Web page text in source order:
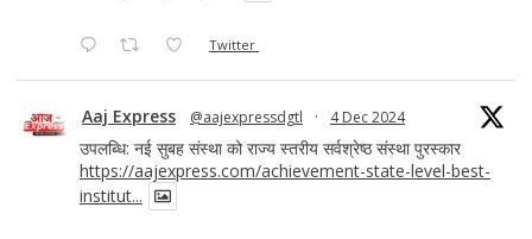
Twitter
Aaj Express @aajexpressdgtl · 4 Dec 2024
उपलब्धि: नई सुबह संस्था को राज्य स्तरीय सर्वश्रेष्ठ संस्था पुरस्कार
https://aajexpress.com/achievement-state-level-best-
institut...